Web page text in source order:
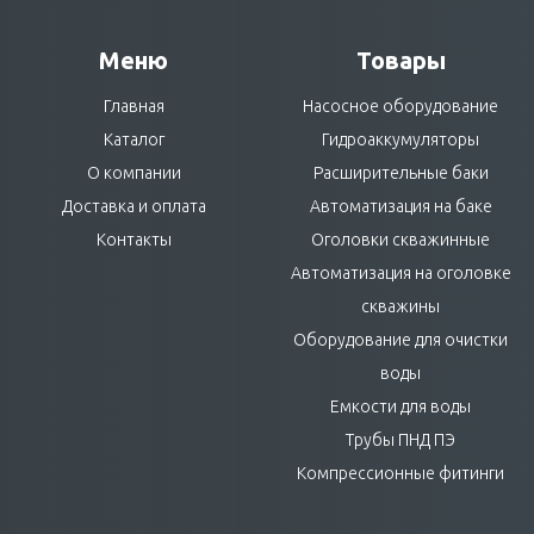
При выборе расширительных баков большого
установки;
Давление в баке должно быть отрегулировано,
согласно статическому давлению системы
(ориентир - самая высокая точка), но не меньше,
Не допускайте замерзания теплоносителя в
Не допускайте попадания посторонних
Меню
Главная
Каталог
О компании
Доставка и оплата
Контакты
Товары
Насосное оборудование
Гидроаккумуляторы
Расширительные баки
Автоматизация на баке
Оголовки скважинные
Автоматизация на оголовке
скважины
Оборудование для очистки
воды
Емкости для воды
Трубы ПНД ПЭ
Компрессионные фитинги